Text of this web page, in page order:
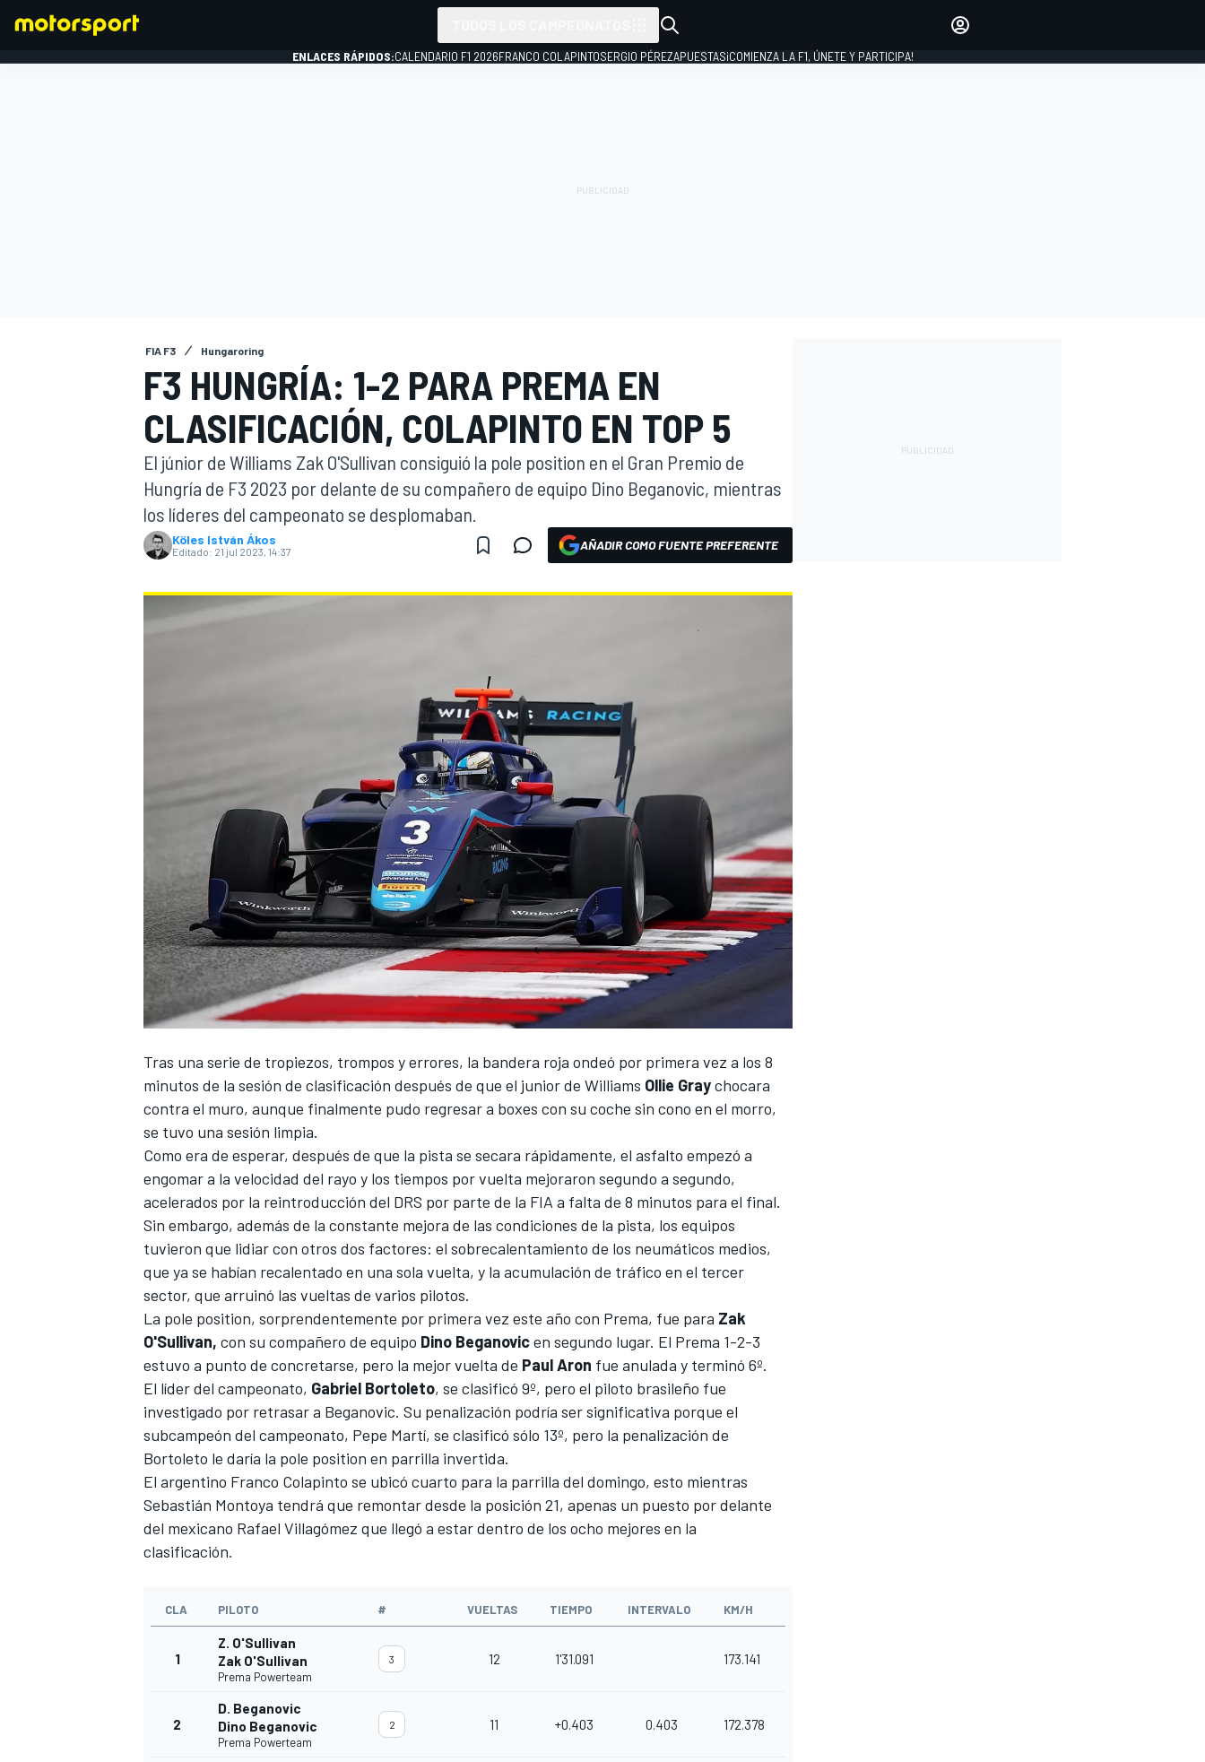
INDYCAR
NASCAR CUP
FÓRMULA E
INICIAR SESIÓN
ENLACES RÁPIDOS:CALENDARIO F1 2026FRANCO COLAPINTOSERGIO PÉREZAPUESTAS¡COMIENZA LA F1, ÚNETE Y PARTICIPA!
FIA F3 Hungaroring
F3 HUNGRÍA: 1-2 PARA PREMA EN
CLASIFICACIÓN, COLAPINTO EN TOP 5
El júnior de Williams Zak O'Sullivan consiguió la pole position en el Gran Premio de
Hungría de F3 2023 por delante de su compañero de equipo Dino Beganovic, mientras
los líderes del campeonato se desplomaban.
Köles István Ákos
Editado: 21 jul 2023, 14:37 AÑADIR COMO FUENTE PREFERENTE
Tras una serie de tropiezos, trompos y errores, la bandera roja ondeó por primera vez a los 8
minutos de la sesión de clasificación después de que el junior de Williams Ollie Graychocara
contra el muro, aunque finalmente pudo regresar a boxes con su coche sin cono en el morro,
se tuvo una sesión limpia.
Como era de esperar, después de que la pista se secara rápidamente, el asfalto empezó a
engomar a la velocidad del rayo y los tiempos por vuelta mejoraron segundo a segundo,
acelerados por la reintroducción del DRS por parte de la FIA a falta de 8 minutos para el final.
Sin embargo, además de la constante mejora de las condiciones de la pista, los equipos
tuvieron que lidiar con otros dos factores: el sobrecalentamiento de los neumáticos medios,
que ya se habían recalentado en una sola vuelta, y la acumulación de tráfico en el tercer
sector, que arruinó las vueltas de varios pilotos.
La pole position, sorprendentemente por primera vez este año con Prema, fue para Zak
O'Sullivan, con su compañero de equipo Dino Beganovicen segundo lugar. El Prema 1-2-3
estuvo a punto de concretarse, pero la mejor vuelta de Paul Aron fue anulada y terminó 6º.
El líder del campeonato, Gabriel Bortoleto, se clasificó 9º, pero el piloto brasileño fue
investigado por retrasar a Beganovic. Su penalización podría ser significativa porque el
subcampeón del campeonato, Pepe Martí, se clasificó sólo 13º, pero la penalización de
Bortoleto le daría la pole position en parrilla invertida.
El argentino Franco Colapinto se ubicó cuarto para la parrilla del domingo, esto mientras
Sebastián Montoya tendrá que remontar desde la posición 21, apenas un puesto por delante
del mexicano Rafael Villagómez que llegó a estar dentro de los ocho mejores en la
clasificación.
CLA PILOTO # VUELTAS TIEMPO INTERVALO KM/H
1
Z. O'Sullivan
Zak O'Sullivan
Prema Powerteam
3 12 1'31.091 173.141
2
D. Beganovic
Dino Beganovic
Prema Powerteam
2 11 +0.403 0.403 172.378